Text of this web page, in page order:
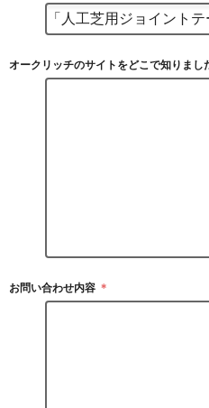
オークリッチのサイトをどこで知りまし
お問い合わせ内容 ＊